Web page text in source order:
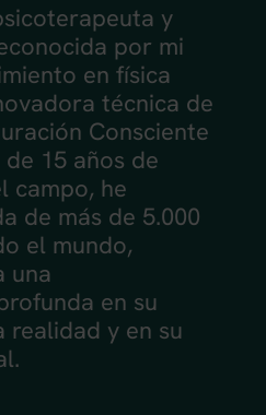
y
por mi
en física
técnica de
Consciente
de 15 años de
campo, he
de más de 5.000
el mundo,
una
en su
realidad y en su